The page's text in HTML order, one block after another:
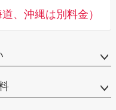
ップ
へ
、沖縄は別料金）